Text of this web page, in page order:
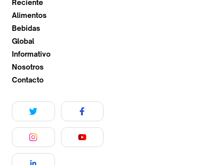
Reciente
Alimentos
Bebidas
Global
Informativo
Nosotros
Contacto